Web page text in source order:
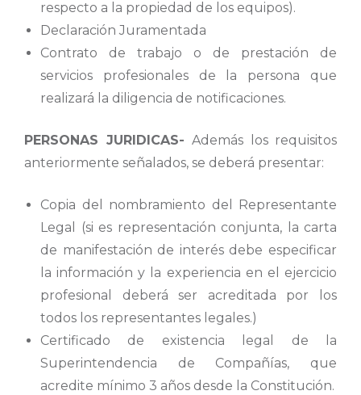
respecto a la propiedad de los equipos).
Declaración Juramentada
Contrato de trabajo o de prestación de
servicios profesionales de la persona que
realizará la diligencia de notificaciones.
PERSONAS JURIDICAS- Además los requisitos
anteriormente señalados, se deberá presentar:
Copia del nombramiento del Representante
Legal (si es representación conjunta, la carta
de manifestación de interés debe especificar
la información y la experiencia en el ejercicio
profesional deberá ser acreditada por los
todos los representantes legales.)
Certificado de existencia legal de la
Superintendencia de Compañías, que
acredite mínimo 3 años desde la Constitución.